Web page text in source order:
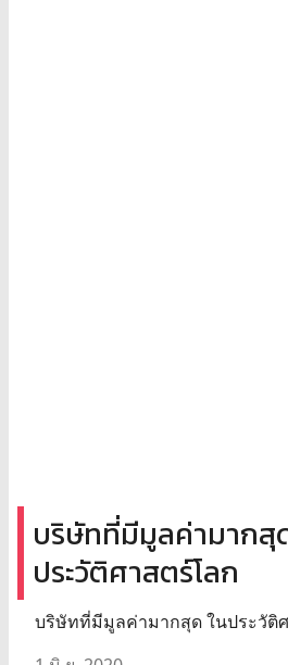
บริษัทที่มีมูลค่ามากสุ
ประวัติศาสตร์โลก
บริษัทที่มีมูลค่ามากสุด ในประวัติ